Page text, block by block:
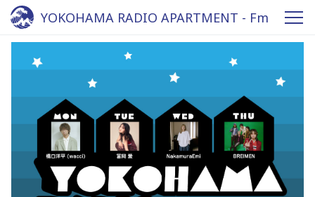
YOKOHAMA RADIO APARTMENT - Fm
yokohama 84.7